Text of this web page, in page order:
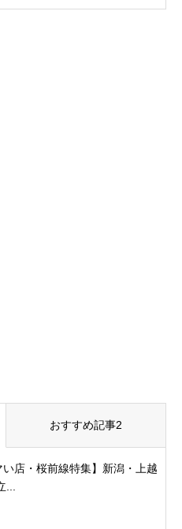
おすすめ記事2
い店・桜前線特集】新潟・上越
...